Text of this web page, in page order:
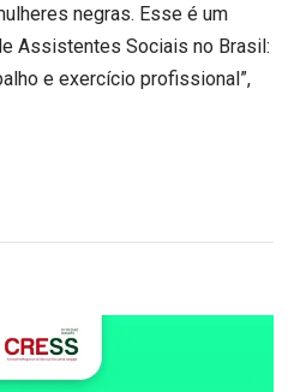
negras. Esse é um
Assistentes Sociais no Brasil:
e exercício profissional”,